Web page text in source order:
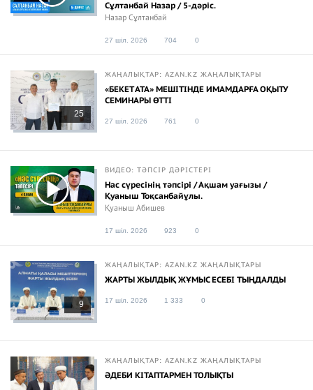
Сұлтанбай Назар / 5-дәріс.
Назар Сұлтанбай
27 шіл. 2026 704 0
25
ЖАҢАЛЫҚТАР: AZAN.KZ ЖАҢАЛЫҚТАРЫ
«БЕКЕТ АТА» МЕШІТІНДЕ ИМАМДАРҒА ОҚЫТУ
СЕМИНАРЫ ӨТТІ
27 шіл. 2026 761 0
ВИДЕО: ТӘПСІР ДӘРІСТЕРІ
Нас сүреcінің тәпсірі / Ақшам уағызы /
Қуаныш Тоқсанбайұлы.
Қуаныш Абишев
17 шіл. 2026 923 0
9
ЖАҢАЛЫҚТАР: AZAN.KZ ЖАҢАЛЫҚТАРЫ
ЖАРТЫ ЖЫЛДЫҚ ЖҰМЫС ЕСЕБІ ТЫҢДАЛДЫ
17 шіл. 2026 1 333 0
ЖАҢАЛЫҚТАР: AZAN.KZ ЖАҢАЛЫҚТАРЫ
ӘДЕБИ КІТАПТАРМЕН ТОЛЫҚТЫ